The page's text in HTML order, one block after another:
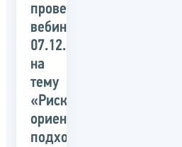
проведении
вебинара
07.12.2018
на
тему
«Риск
ориентированный
подход